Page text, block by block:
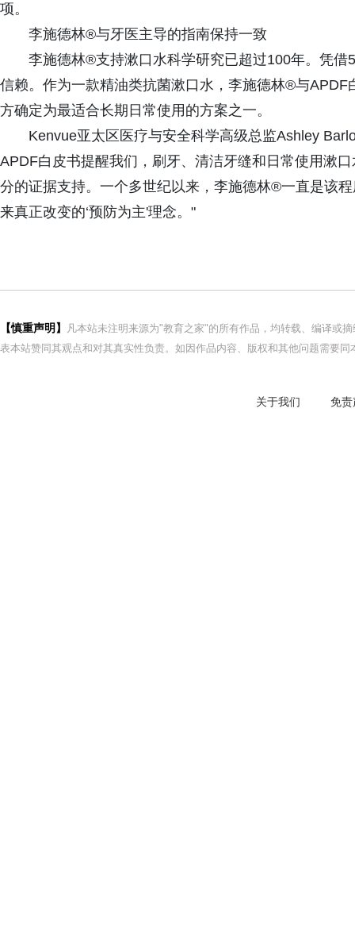
项。
李施德林®与牙医主导的指南保持一致
李施德林®支持漱口水科学研究已超过100年。凭
信赖。作为一款精油类抗菌漱口水，李施德林®与
方确定为最适合长期日常使用的方案之一。
Kenvue亚太区医疗与安全科学高级总监Ashley
APDF白皮书提醒我们，刷牙、清洁牙缝和日常使用漱
分的证据支持。一个多世纪以来，李施德林®一直是该
来真正改变的‘预防为主'理念。"
【慎重声明】
凡本站未注明来源为"教育之家"的所有作品，均转载、编译或
表本站赞同其观点和对其真实性负责。如因作品内容、版权和其他问题需要
关于我们 免责